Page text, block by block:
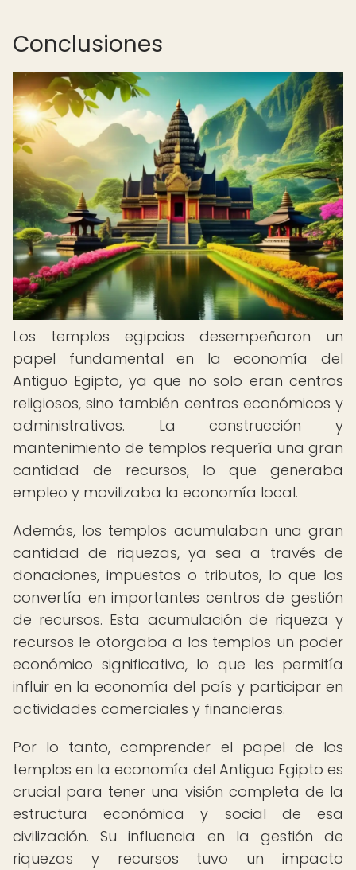
Conclusiones
Los templos egipcios desempeñaron un
papel fundamental en la economía del
Antiguo Egipto, ya que no solo eran centros
religiosos, sino también centros económicos y
administrativos. La construcción y
mantenimiento de templos requería una gran
cantidad de recursos, lo que generaba
empleo y movilizaba la economía local.
Además, los templos acumulaban una gran
cantidad de riquezas, ya sea a través de
donaciones, impuestos o tributos, lo que los
convertía en importantes centros de gestión
de recursos. Esta acumulación de riqueza y
recursos le otorgaba a los templos un poder
económico significativo, lo que les permitía
influir en la economía del país y participar en
actividades comerciales y financieras.
Por lo tanto, comprender el papel de los
templos en la economía del Antiguo Egipto es
crucial para tener una visión completa de la
estructura económica y social de esa
civilización. Su influencia en la gestión de
riquezas y recursos tuvo un impacto